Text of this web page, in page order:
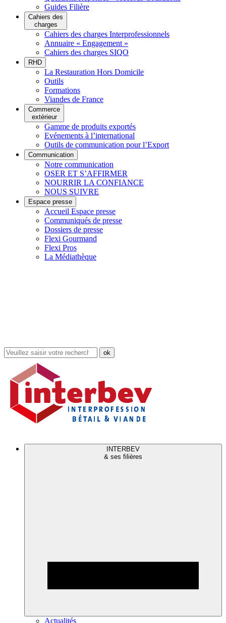
Guides Filière
Cahiers des
charges
Cahiers des charges Interprofessionnels
Annuaire « Engagement »
Cahiers des charges SIQO
RHD
La Restauration Hors Domicile
Outils
Formations
Viandes de France
Commerce
extérieur
Gamme de produits exportés
Evénements à l’international
Outils de communication pour l’Export
Communication
Notre communication
OSER ET S’AFFIRMER
NOURRIR LA CONFIANCE
NOUS SUIVRE
Espace presse
Accueil Espace presse
Communiqués de presse
Dossiers de presse
Flexi Gourmand
Flexi Pros
La Médiathèque
Rechercher
dans
site
INTERBEV
& ses filières
Actualités